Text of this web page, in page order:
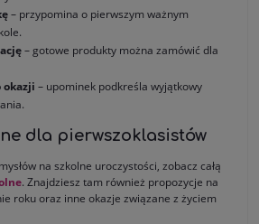
– przypomina o pierwszym ważnym
– gotowe produkty można zamówić dla
okazji – upominek podkreśla wyjątkowy
dla pierwszoklasistów
na szkolne uroczystości, zobacz całą
. Znajdziesz tam również propozycje na
roku oraz inne okazje związane z życiem